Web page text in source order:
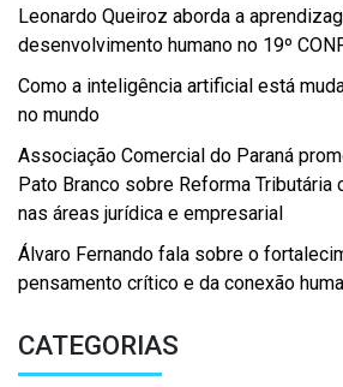
Leonardo Queiroz aborda a
desenvolvimento humano no 19º
Como a inteligência artificial está
no mundo
Associação Comercial do Paraná
Pato Branco sobre Reforma
nas áreas jurídica e empresarial
Álvaro Fernando fala sobre o
pensamento crítico e da conexão
CATEGORIAS